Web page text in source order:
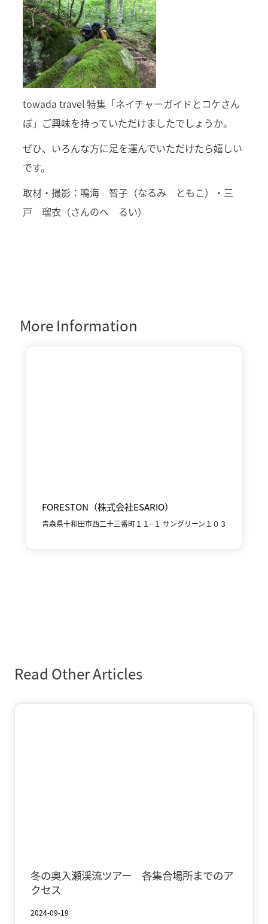
towada travel 特集「ネイチャーガイドとコケさん
ぽ」ご興味を持っていただけましたでしょうか。
ぜひ、いろんな方に足を運んでいただけたら嬉しい
です。
取材・撮影：鳴海 智子（なるみ ともこ）・三
戸 瑠衣（さんのへ るい）
More Information
FORESTON（株式会社ESARIO）
青森県十和田市西二十三番町１１−１ サングリーン１０３
Read Other Articles
冬の奥入瀬渓流ツアー 各集合場所までのア
クセス
2024-09-19